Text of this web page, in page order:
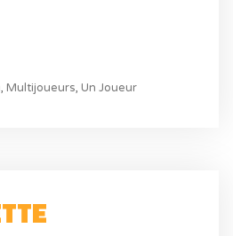
Multijoueurs Un Joueur